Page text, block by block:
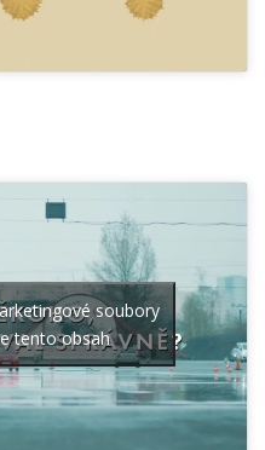
soubory
tento obsah